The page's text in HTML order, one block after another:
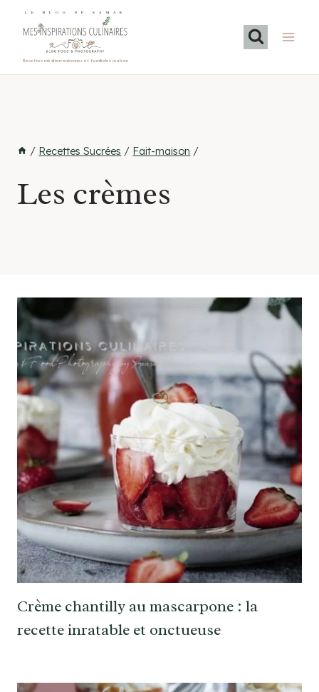
LE BLOG DE SAMAR
Recettes méditerranéennes et familiales maison
/ Recettes Sucrées / Fait-maison /
Les crèmes
Crème chantilly au mascarpone : la
recette inratable et onctueuse